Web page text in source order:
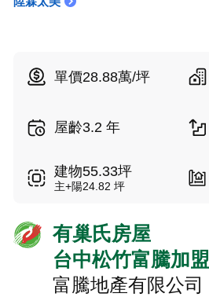
單價28.88萬/坪
屋齡3.2 年
建物55.33坪
主+陽24.82 坪
有巢氏房屋
台中松竹富騰加
富騰地產有限公司